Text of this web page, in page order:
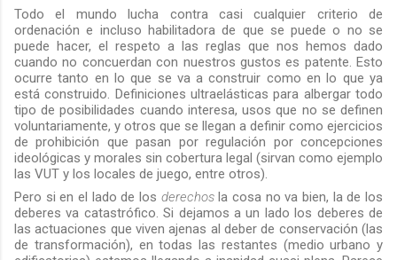
Todo el mundo lucha contra casi cualquier criterio de
ordenación e incluso habilitadora de que se puede o no se
puede hacer, el respeto a las reglas que nos hemos dado
cuando no concuerdan con nuestros gustos es patente. Esto
ocurre tanto en lo que se va a construir como en lo que ya
está construido. Definiciones ultraelásticas para albergar todo
tipo de posibilidades cuando interesa, usos que no se definen
voluntariamente, y otros que se llegan a definir como ejercicios
de prohibición que pasan por regulación por concepciones
ideológicas y morales sin cobertura legal (sirvan como ejemplo
las VUT y los locales de juego, entre otros).
Pero si en el lado de los derechosla cosa no va bien, la de los
deberes va catastrófico. Si dejamos a un lado los deberes de
las actuaciones que viven ajenas al deber de conservación (las
de transformación), en todas las restantes (medio urbano y